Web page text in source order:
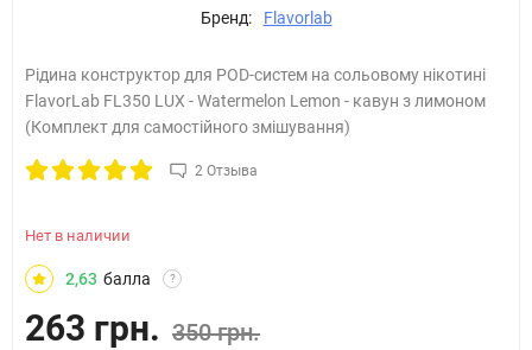
Бренд: Flavorlab
Рідина конструктор для POD-систем на сольовому нікотині
FlavorLab FL350 LUX - Watermelon Lemon - кавун з лимоном
(Комплект для самостійного змішування)
2 Отзыва
Нет в наличии
2,63 балла ?
263 грн. 350 грн.